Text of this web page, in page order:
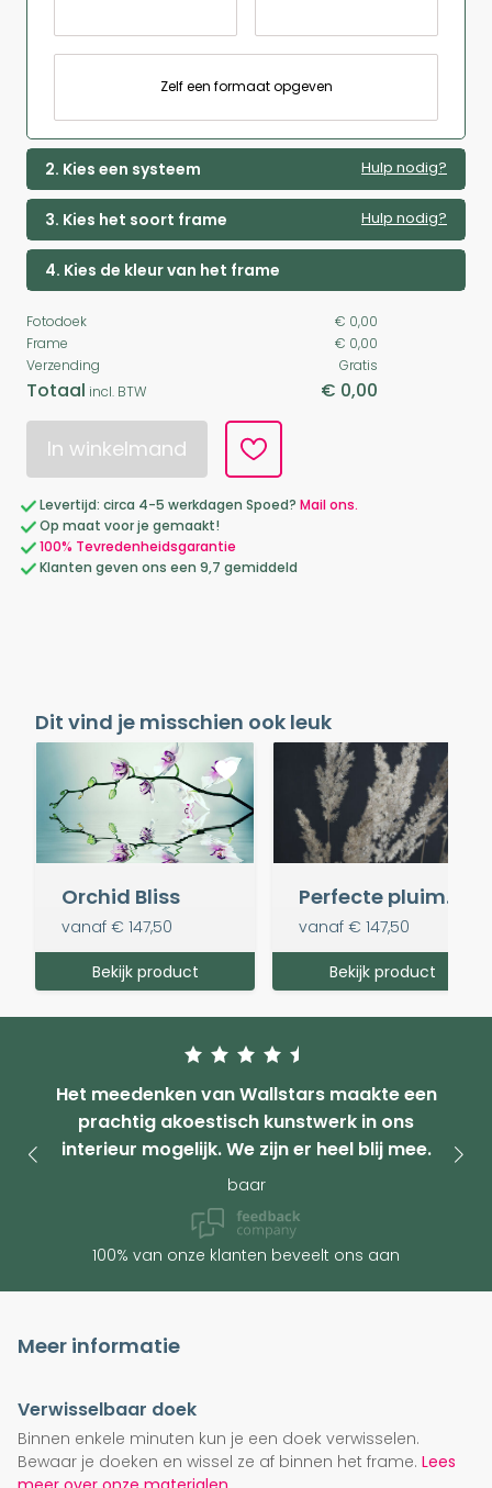
Zelf een formaat opgeven
2. Kies een systeem Hulp nodig?
3. Kies het soort frame Hulp nodig?
4. Kies de kleur van het frame
Fotodoek
€ 0,00
Frame
€ 0,00
Verzending
Gratis
Totaal incl. BTW € 0,00
In winkelmand
Levertijd: circa 4-5 werkdagen Spoed? Mail ons.
Op maat voor je gemaakt!
100% Tevredenheidsgarantie
Klanten geven ons een 9,7 gemiddeld
Dit vind je misschien ook leuk
Orchid Bliss
vanaf € 147,50
Bekijk product
Perfecte pluimen in het donker
vanaf € 147,50
Bekijk product
Het meedenken van Wallstars maakte een
prachtig akoestisch kunstwerk in ons
interieur mogelijk. We zijn er heel blij mee.
baar
100% van onze klanten beveelt ons aan
Meer informatie
Verwisselbaar doek
Binnen enkele minuten kun je een doek verwisselen.
Bewaar je doeken en wissel ze af binnen het frame. Lees